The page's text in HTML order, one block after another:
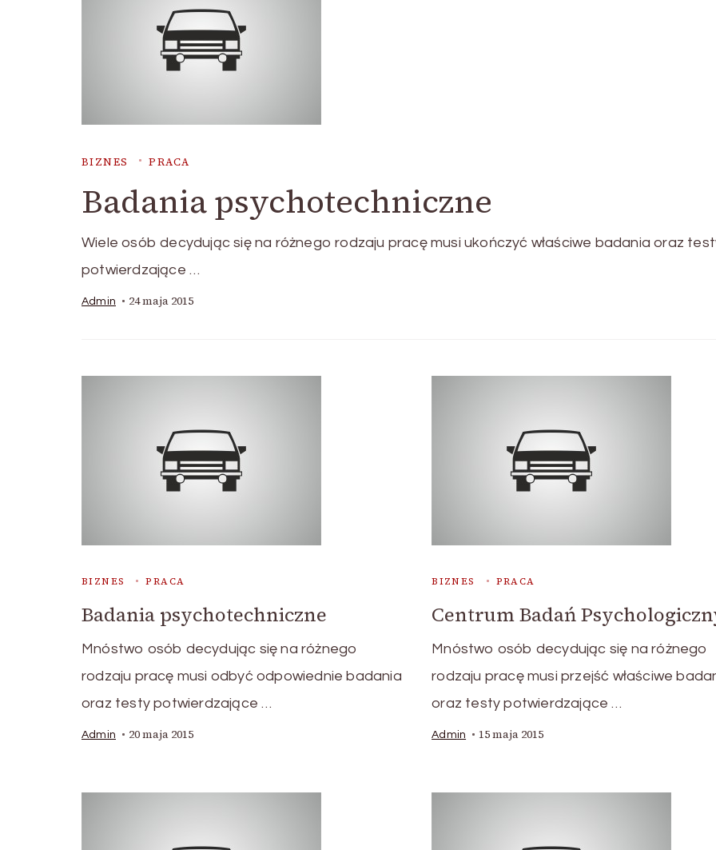
BIZNES PRACA
Badania psychotechniczne
Wiele osób decydując się na różnego rodzaju pracę musi ukończyć właściwe badania oraz
potwierdzające …
Admin 24 maja 2015
BIZNES PRACA
Badania psychotechniczne
Mnóstwo osób decydując się na różnego
rodzaju pracę musi odbyć odpowiednie badania
oraz testy potwierdzające …
Admin 20 maja 2015
BIZNES PRACA
Centrum Badań
Mnóstwo osób decydując się na różnego
rodzaju pracę musi przejść właściwe
oraz testy potwierdzające …
Admin 15 maja 2015